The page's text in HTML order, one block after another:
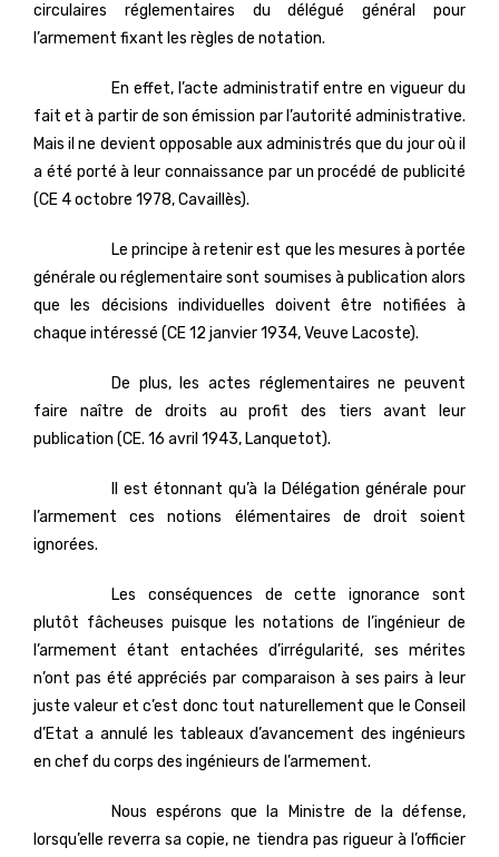
circulaires réglementaires du délégué général pour
l’armement fixant les règles de notation.
En effet, l’acte administratif entre en vigueur du
fait et à partir de son émission par l’autorité administrative.
Mais il ne devient opposable aux administrés que du jour où il
a été porté à leur connaissance par un procédé de publicité
(CE 4 octobre 1978, Cavaillès).
Le principe à retenir est que les mesures à portée
générale ou réglementaire sont soumises à publication alors
que les décisions individuelles doivent être notifiées à
chaque intéressé (CE 12 janvier 1934, Veuve Lacoste).
De plus, les actes réglementaires ne peuvent
faire naître de droits au profit des tiers avant leur
publication (CE. 16 avril 1943, Lanquetot).
Il est étonnant qu’à la Délégation générale pour
l’armement ces notions élémentaires de droit soient
ignorées.
Les conséquences de cette ignorance sont
plutôt fâcheuses puisque les notations de l’ingénieur de
l’armement étant entachées d’irrégularité, ses mérites
n’ont pas été appréciés par comparaison à ses pairs à leur
juste valeur et c’est donc tout naturellement que le Conseil
d’Etat a annulé les tableaux d’avancement des ingénieurs
en chef du corps des ingénieurs de l’armement.
Nous espérons que la Ministre de la défense,
lorsqu’elle reverra sa copie, ne tiendra pas rigueur à l’officier